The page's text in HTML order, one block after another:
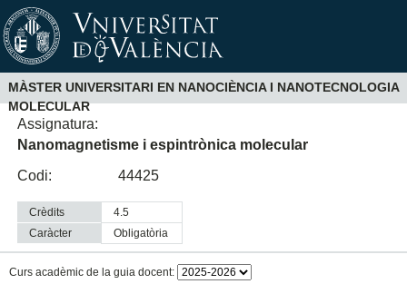
MÀSTER UNIVERSITARI EN NANOCIÈNCIA I NANOTECNOLOGIA
MOLECULAR
Assignatura:
Nanomagnetisme i espintrònica molecular
Codi:
44425
Crèdits
4.5
Caràcter
obligatòria
Curs acadèmic de la guia docent: